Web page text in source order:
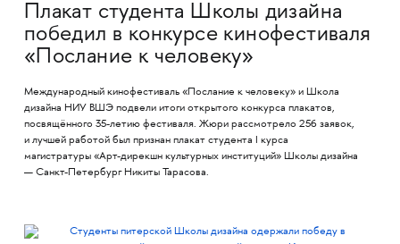
Плакат студента Школы дизайна
победил в конкурсе кинофестиваля
«Послание к человеку»
Международный кинофестиваль «Послание к человеку» и Школа
дизайна НИУ ВШЭ подвели итоги открытого конкурса плакатов,
посвящённого 35-летию фестиваля. Жюри рассмотрело 256 заявок,
и лучшей работой был признан плакат студента I курса
магистратуры «Арт-дирекшн культурных институций» Школы дизайна
— Санкт-Петербург Никиты Тарасова.